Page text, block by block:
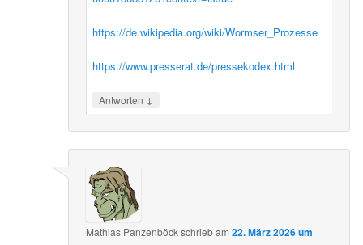
https://de.wikipedia.org/wiki/Wormser_Prozesse
https://www.presserat.de/pressekodex.html
Antworten ↓
Mathias Panzenböckschriebam22. März 2026 um